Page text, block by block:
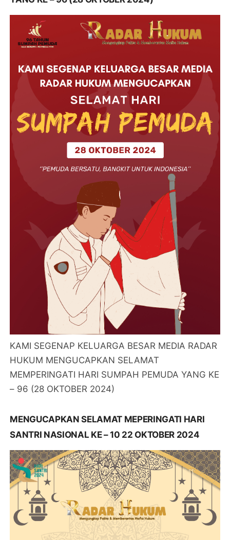
KAMI SEGENAP KELUARGA BESAR MEDIA RADAR
HUKUM MENGUCAPKAN SELAMAT
MEMPERINGATI HARI SUMPAH PEMUDA YANG KE
– 96 (28 OKTOBER 2024)
MENGUCAPKAN SELAMAT MEPERINGATI HARI
SANTRI NASIONAL KE – 10 22 OKTOBER 2024